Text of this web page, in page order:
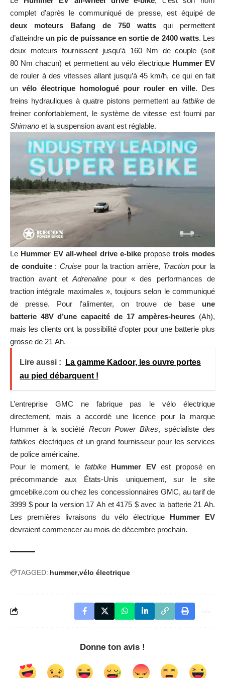
complet d’après le communiqué de presse, est équipé de
deux moteurs Bafang de 750 watts qui permettent
d’atteindre un pic de puissance en sortie de 2400 watts. Les
deux moteurs fournissent jusqu’à 160 Nm de couple (soit
80 Nm chacun) et permettent au vélo électrique Hummer EV
de rouler à des vitesses allant jusqu’à 45 km/h, ce qui en fait
un vélo électrique homologué pour rouler en ville. Des
freins hydrauliques à quatre pistons permettent au fatbike de
freiner confortablement, le système de vitesse est fourni par
Shimano et la suspension avant est réglable.
Le Hummer EV all-wheel drive e-bike propose trois modes
de conduite:Cruise pour la traction arrière, Tractionpour la
traction avant etAdrenaline pour « des performances de
traction intégrale maximales », toujours selon le communiqué
de presse. Pour l’alimenter, on trouve de base une
batterie 48V d’une capacité de 17 ampères-heures (Ah),
mais les clients ont la possibilité d’opter pour une batterie plus
grosse de 21 Ah.
Lire aussi :
La gamme Kadoor, les ouvre portes
au pied débarquent !
L’entreprise GMC ne fabrique pas le vélo électrique
directement, mais a accordé une licence pour la marque
Hummer à la société Recon Power Bikes, spécialiste des
fatbikes électriques et un grand fournisseur pour les services
de police américaine.
Pour le moment, le fatbike Hummer EVest proposé en
précommande aux États-Unis uniquement, sur le site
gmcebike.com ou chez les concessionnaires GMC, au tarif de
3999 $ pour la version 17 Ah et 4175 $ avec la batterie 21 Ah.
Les premières livraisons du vélo électrique Hummer EV
devraient commencer au mois de décembre prochain.
TAGGED: hummer vélo électrique
Donne ton avis !